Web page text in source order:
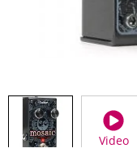
Video